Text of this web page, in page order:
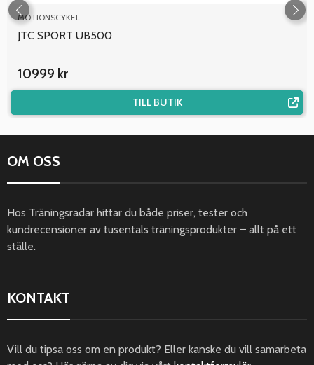
MOTIONSCYKEL
JTC SPORT UB500
10999 kr
TILL BUTIK
OM OSS
Hos Träningsradar hittar du både priser, tester och
kundrecensioner av tusentals träningsprodukter – allt på ett
ställe.
KONTAKT
Vill du tipsa oss om en produkt? Eller kanske du vill samarbeta